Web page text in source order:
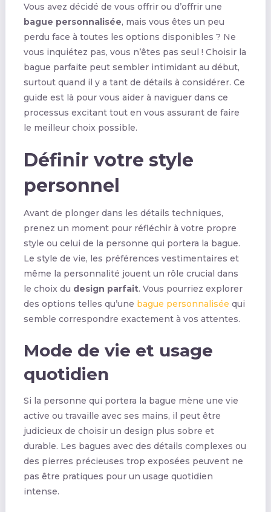
Vous avez décidé de vous offrir ou d’offrir une
bague personnalisée, mais vous êtes un peu
perdu face à toutes les options disponibles ? Ne
vous inquiétez pas, vous n’êtes pas seul ! Choisir la
bague parfaite peut sembler intimidant au début,
surtout quand il y a tant de détails à considérer. Ce
guide est là pour vous aider à naviguer dans ce
processus excitant tout en vous assurant de faire
le meilleur choix possible.
Définir votre style
personnel
Avant de plonger dans les détails techniques,
prenez un moment pour réfléchir à votre propre
style ou celui de la personne qui portera la bague.
Le style de vie, les préférences vestimentaires et
même la personnalité jouent un rôle crucial dans
le choix du design parfait. Vous pourriez explorer
des options telles qu’une bague personnalisée qui
semble correspondre exactement à vos attentes.
Mode de vie et usage
quotidien
Si la personne qui portera la bague mène une vie
active ou travaille avec ses mains, il peut être
judicieux de choisir un design plus sobre et
durable. Les bagues avec des détails complexes ou
des pierres précieuses trop exposées peuvent ne
pas être pratiques pour un usage quotidien
intense.